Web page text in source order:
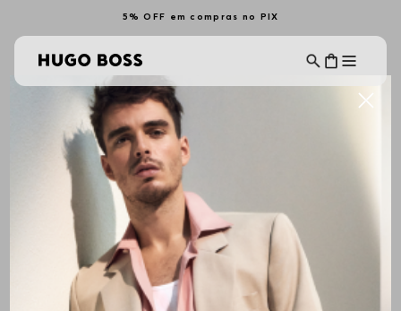
5% OFF em compras no PIX